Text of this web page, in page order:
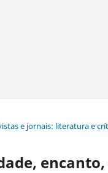
e jornais: literatura e